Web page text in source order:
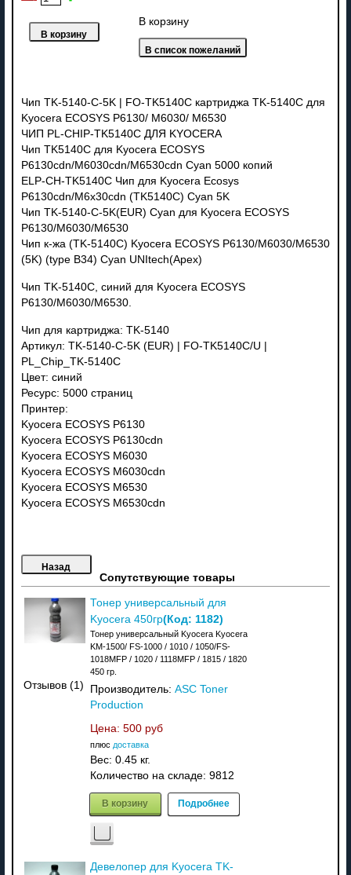
В корзину
Чип TK-5140-C-5K | FO-TK5140C картриджа TK-5140C для
Kyocera ECOSYS P6130/ M6030/ M6530
ЧИП PL-CHIP-TK5140C ДЛЯ KYOCERA
Чип TK5140C для Kyocera ECOSYS
P6130cdn/M6030cdn/M6530cdn Cyan 5000 копий
ELP-CH-TK5140C Чип для Kyocera Ecosys
P6130cdn/M6x30cdn (TK5140C) Cyan 5K
Чип TK-5140-C-5K(EUR) Cyan для Kyocera ECOSYS
P6130/M6030/M6530
Чип к-жа (TK-5140C) Kyocera ECOSYS P6130/M6030/M6530
(5K) (type B34) Cyan UNItech(Apex)
Чип TK-5140C, синий для Kyocera ECOSYS
P6130/M6030/M6530.
Чип для картриджа: TK-5140
Артикул: TK-5140-C-5K (EUR) | FO-TK5140С/U |
PL_Chip_TK-5140С
Цвет: синий
Ресурс: 5000 страниц
Принтер:
Kyocera ECOSYS P6130
Kyocera ECOSYS P6130cdn
Kyocera ECOSYS M6030
Kyocera ECOSYS M6030cdn
Kyocera ECOSYS M6530
Kyocera ECOSYS M6530cdn
Сопутствующие товары
Отзывов (1)
Тонер универсальный для
Kyocera 450гр(Код: 1182)
Тонер универсальный Kyocera Kyocera
KM-1500/ FS-1000 / 1010 / 1050/FS-
1018MFP / 1020 / 1118MFP / 1815 / 1820
450 гр.
Производитель: ASC Toner
Production
Цена: 500 руб
плюс доставка
Вес: 0.45 кг.
Количество на складе: 9812
В корзину Подробнее
Девелопер для Kyocera TK-